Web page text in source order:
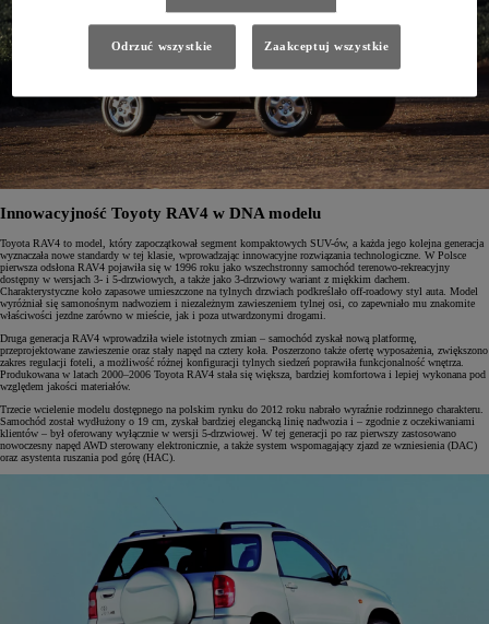
Innowacyjność Toyoty RAV4 w DNA modelu
Toyota RAV4 to model, który zapoczątkował segment kompaktowych SUV-ów, a każda jego kolejna generacja
wyznaczała nowe standardy w tej klasie, wprowadzając innowacyjne rozwiązania technologiczne. W Polsce
pierwsza odsłona RAV4 pojawiła się w 1996 roku jako wszechstronny samochód terenowo-rekreacyjny
dostępny w wersjach 3- i 5-drzwiowych, a także jako 3-drzwiowy wariant z miękkim dachem.
Charakterystyczne koło zapasowe umieszczone na tylnych drzwiach podkreślało off-roadowy styl auta. Model
wyróżniał się samonośnym nadwoziem i niezależnym zawieszeniem tylnej osi, co zapewniało mu znakomite
właściwości jezdne zarówno w mieście, jak i poza utwardzonymi drogami.
Druga generacja RAV4 wprowadziła wiele istotnych zmian – samochód zyskał nową platformę,
przeprojektowane zawieszenie oraz stały napęd na cztery koła. Poszerzono także ofertę wyposażenia, zwiększono
zakres regulacji foteli, a możliwość różnej konfiguracji tylnych siedzeń poprawiła funkcjonalność wnętrza.
Produkowana w latach 2000–2006 Toyota RAV4 stała się większa, bardziej komfortowa i lepiej wykonana pod
względem jakości materiałów.
Trzecie wcielenie modelu dostępnego na polskim rynku do 2012 roku nabrało wyraźnie rodzinnego charakteru.
Samochód został wydłużony o 19 cm, zyskał bardziej elegancką linię nadwozia i – zgodnie z oczekiwaniami
klientów – był oferowany wyłącznie w wersji 5-drzwiowej. W tej generacji po raz pierwszy zastosowano
nowoczesny napęd AWD sterowany elektronicznie, a także system wspomagający zjazd ze wzniesienia (DAC)
oraz asystenta ruszania pod górę (HAC).
Odrzuć wszystkie Zaakceptuj wszystkie